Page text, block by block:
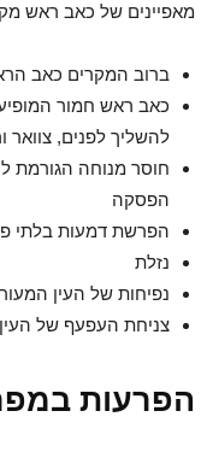
מאפיינים של כאב ראש
ברוב המקרים כאב
כאב ראש חמור
להשליך לפנים, צוואר
חוסר מנוחה הגורמת
הפסקה
הפרשת דמעות בלתי
נזלת
נפיחות של העין
צניחת העפעף של
הפרעות